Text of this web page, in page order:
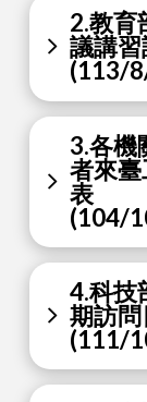
2.教育
議講
(113/
3.各機
者來
表
(104/
4.科技
期訪
(111/